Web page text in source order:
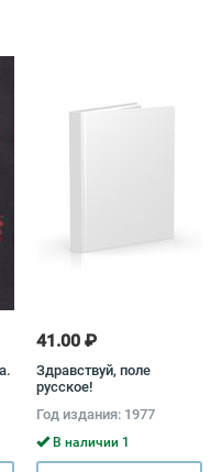
41.00 ₽
Здравствуй, поле
русское!
Год издания: 1977
В наличии 1